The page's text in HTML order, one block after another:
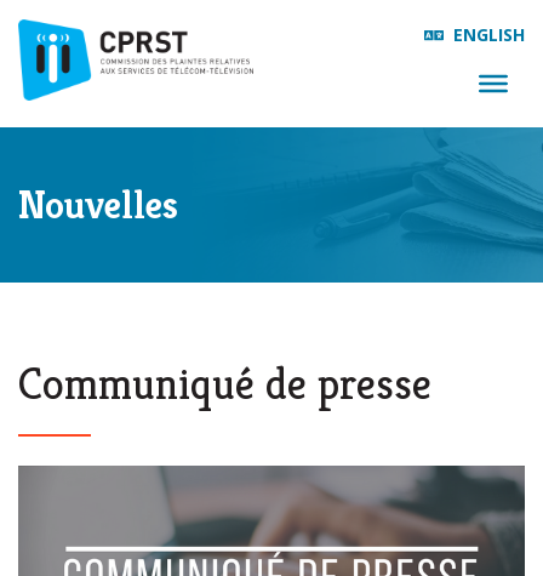
ENGLISH
Nouvelles
Communiqué de presse